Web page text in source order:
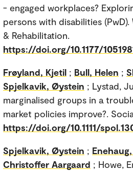
- engaged workplaces?
persons with disabilities
& Rehabilitation.
https://doi.org/10.1177/
Frøyland, Kjetil ; Bull, Helen ;
Spjelkavik, Øystein ; Lystad,
marginalised groups in a
market policies improve?.
https://doi.org/10.1111/
Spjelkavik, Øystein ;
Christoffer Aargaard ; Howe,